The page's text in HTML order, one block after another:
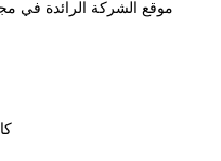
موقع الشركة الرائدة في
كاياك